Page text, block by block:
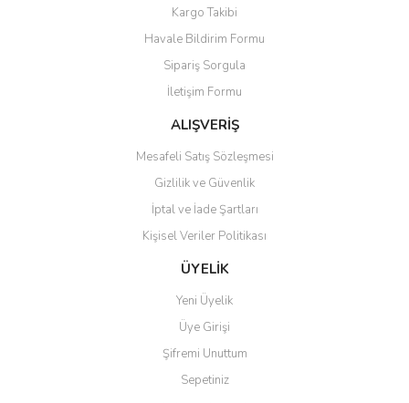
Ürün resmi kalitesiz, bozuk veya görüntülenemiyor.
Ürün açıklamasında eksik bilgiler bulunuyor.
Ürün bilgilerinde hatalar bulunuyor.
Ürün fiyatı diğer sitelerden daha pahalı.
Bu ürüne benzer farklı alternatifler olmalı.
Gönder
Kargo Takibi
Havale Bildirim Formu
Sipariş Sorgula
İletişim Formu
ALIŞVERİŞ
Mesafeli Satış Sözleşmesi
Gizlilik ve Güvenlik
İptal ve İade Şartları
Kişisel Veriler Politikası
ÜYELİK
Yeni Üyelik
Üye Girişi
Şifremi Unuttum
Sepetiniz